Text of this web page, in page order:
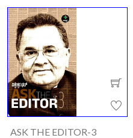
ASK THE EDITOR-3